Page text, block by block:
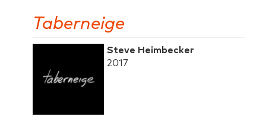
Taberneige
Steve Heimbecker
2017